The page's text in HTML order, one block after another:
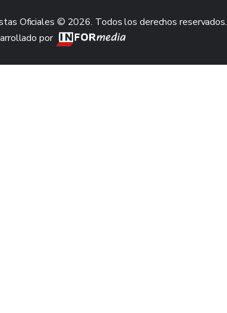
Oficiales © 2026. Todos los derechos reservados.
por